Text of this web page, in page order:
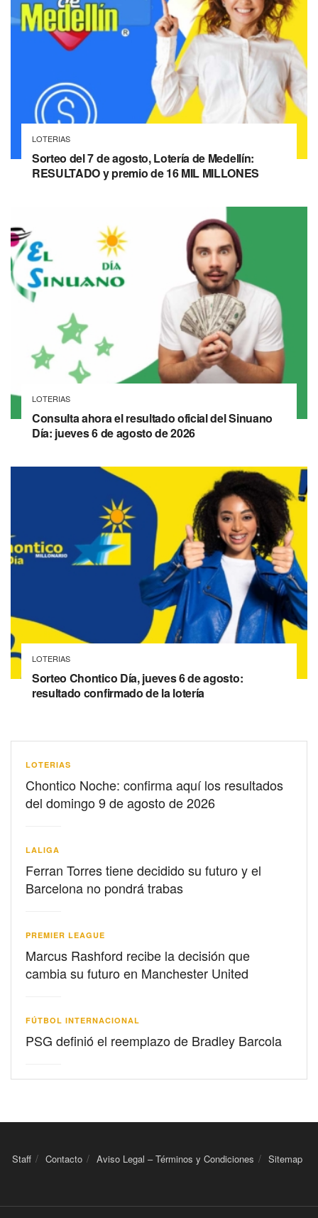
LOTERIAS
Sorteo del 7 de agosto, Lotería de Medellín:
RESULTADO y premio de 16 MIL MILLONES
LOTERIAS
Consulta ahora el resultado oficial del Sinuano
Día: jueves 6 de agosto de 2026
LOTERIAS
Sorteo Chontico Día, jueves 6 de agosto:
resultado confirmado de la lotería
LOTERIAS
Chontico Noche: confirma aquí los resultados
del domingo 9 de agosto de 2026
LALIGA
Ferran Torres tiene decidido su futuro y el
Barcelona no pondrá trabas
PREMIER LEAGUE
Marcus Rashford recibe la decisión que
cambia su futuro en Manchester United
FÚTBOL INTERNACIONAL
PSG definió el reemplazo de Bradley Barcola
Staff Contacto Aviso Legal – Términos y Condiciones Sitemap